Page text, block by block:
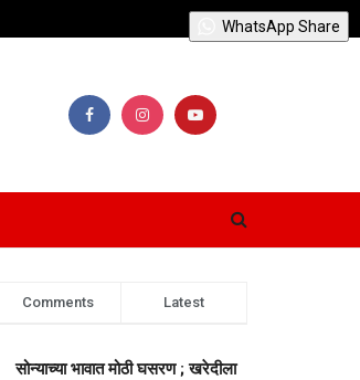
Comments Latest
सोन्याच्या भावात मोठी घसरण ; खरेदीला
WhatsApp Share